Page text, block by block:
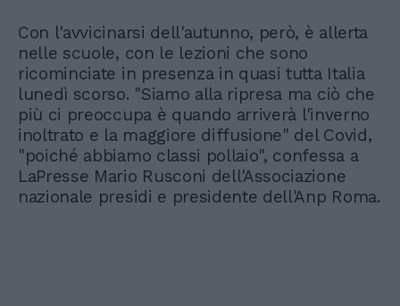
Con l'avvicinarsi dell'autunno, però, è allerta
nelle scuole, con le lezioni che sono
ricominciate in presenza in quasi tutta Italia
lunedì scorso. "Siamo alla ripresa ma ciò che
più ci preoccupa è quando arriverà l'inverno
inoltrato e la maggiore diffusione" del Covid,
"poiché abbiamo classi pollaio", confessa a
LaPresse Mario Rusconi dell'Associazione
nazionale presidi e presidente dell'Anp Roma.